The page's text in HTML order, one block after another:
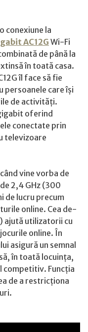
conexiune la
AC12G Wi-Fi
de până la
în toată casa.
îl face să fie
persoanele care își
de activități.
oferind
conectate prin
televizoare
vine vorba de
2,4 GHz (300
de lucru precum
online. Cea de-
ajută utilizatorii cu
online. În
asigură un semnal
în toată locuința,
Funcția
de a restricționa